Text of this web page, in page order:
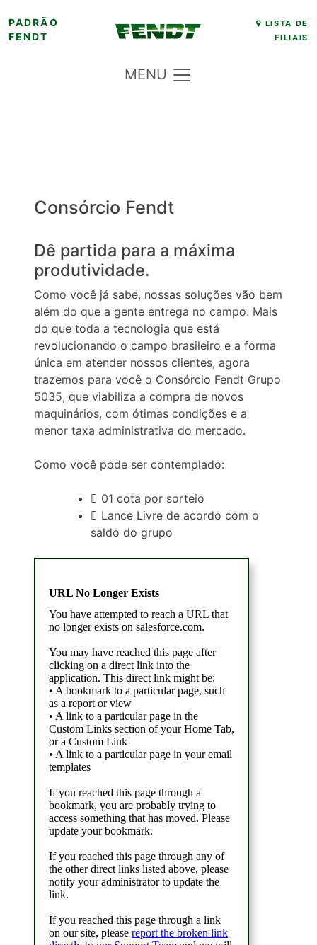
Skip
to
PADRÃO
FENDT
LISTA DE
FILIAIS
MENU
Consórcio Fendt
Dê partida para a máxima
produtividade.
Como você já sabe, nossas soluções vão bem
além do que a gente entrega no campo. Mais
do que toda a tecnologia que está
revolucionando o campo brasileiro e a forma
única em atender nossos clientes, agora
trazemos para você o Consórcio Fendt Grupo
5035, que viabiliza a compra de novos
maquinários, com ótimas condições e a
menor taxa administrativa do mercado.
Como você pode ser contemplado:
01 cota por sorteio
Lance Livre de acordo com o
saldo do grupo